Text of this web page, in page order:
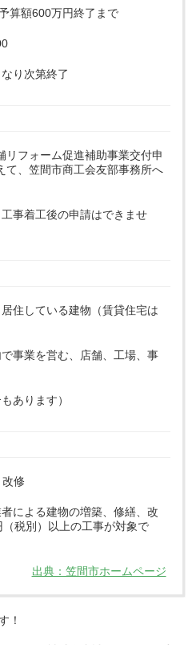
算額600万円終了まで
り次第終了
リフォーム促進補助事業交付申
て、笠間市商工会友部事務所へ
事着工後の申請はできませ
住している建物（賃貸住宅は
事業を営む、店舗、工場、事
あります）
改修
による建物の増築、修繕、改
税別）以上の工事が対象で
出典：笠間市ホームページ
！